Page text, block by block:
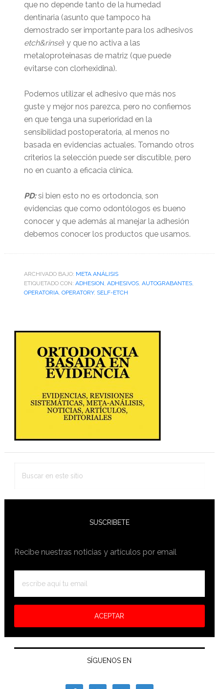
que no depende tanto de la humedad
dentinaria (asunto que tampoco ha
demostrado ser importante para los adhesivos
etch&rinse) y que no activa a las
metaloproteinasas de matriz (que puede
evitarse con clorhexidina).
Podemos utilizar el adhesivo que más nos
guste y mejor nos parezca, pero no confiemos
en que tenga una superioridad en la
sensibilidad postoperatoria, al menos no
basada en evidencias actuales. Tomando otros
criterios la selección puede ser discutible, pero
no en cuanto a eficacia clínica.
PD:si bien esto no es ortodoncia, son
evidencias que como odontólogos es bueno
conocer y que además al manejar la adhesión
debemos conocer los productos que usamos.
ARCHIVADO BAJO: META ANÁLISIS
ETIQUETADO CON: ADHESION, ADHESIVOS, AUTOGRABANTES,
OPERATORIA, OPERATORY, SELF-ETCH
Barra
lateral
primaria
SUSCRIBETE
Recibe nuestras noticias y artículos por email
SÍGUENOS EN